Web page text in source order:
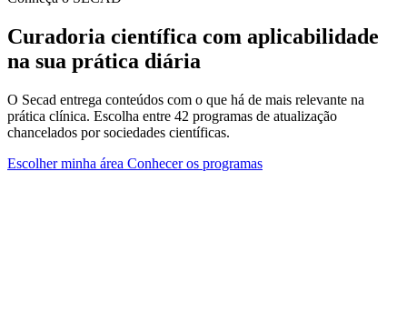
Curadoria científica com aplicabilidade
na sua prática diária
O Secad entrega conteúdos com o que há de mais relevante na
prática clínica. Escolha entre 42 programas de atualização
chancelados por sociedades científicas.
Escolher minha área Conhecer os programas